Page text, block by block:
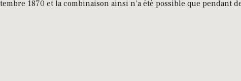
1870 et la combinaison ainsi n’a été possible que pendant